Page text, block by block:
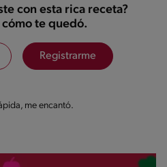
con esta rica receta?
te quedó.
Registrarme
me encantó.